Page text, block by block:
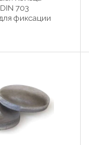
703
фиксации
на гладких
с